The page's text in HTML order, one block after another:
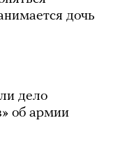
дочь
дело
об армии